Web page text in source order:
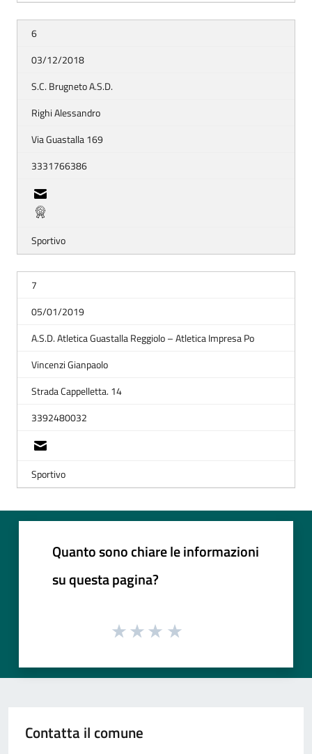
6
03/12/2018
S.C. Brugneto A.S.D.
Righi Alessandro
Via Guastalla 169
3331766386
Sportivo
7
05/01/2019
A.S.D. Atletica Guastalla Reggiolo – Atletica Impresa Po
Vincenzi Gianpaolo
Strada Cappelletta. 14
3392480032
Sportivo
Quanto sono chiare le informazioni
su questa pagina?
Contatta il comune